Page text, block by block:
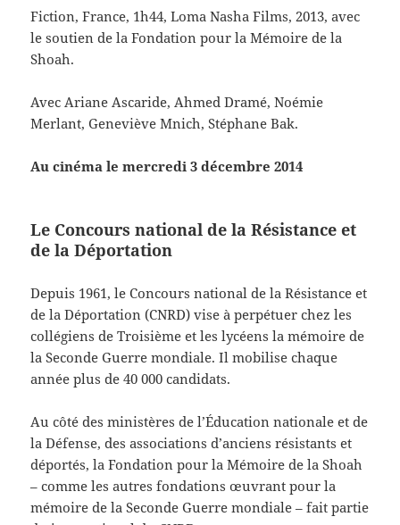
Fiction, France, 1h44, Loma Nasha Films, 2013, avec
le soutien de la Fondation pour la Mémoire de la
Shoah.
Avec Ariane Ascaride, Ahmed Dramé, Noémie
Merlant, Geneviève Mnich, Stéphane Bak.
Au cinéma le mercredi 3 décembre 2014
Le Concours national de la Résistance et
de la Déportation
Depuis 1961, le Concours national de la Résistance et
de la Déportation (CNRD) vise à perpétuer chez les
collégiens de Troisième et les lycéens la mémoire de
la Seconde Guerre mondiale. Il mobilise chaque
année plus de 40 000 candidats.
Au côté des ministères de l’Éducation nationale et de
la Défense, des associations d’anciens résistants et
déportés, la Fondation pour la Mémoire de la Shoah
– comme les autres fondations œuvrant pour la
mémoire de la Seconde Guerre mondiale – fait partie